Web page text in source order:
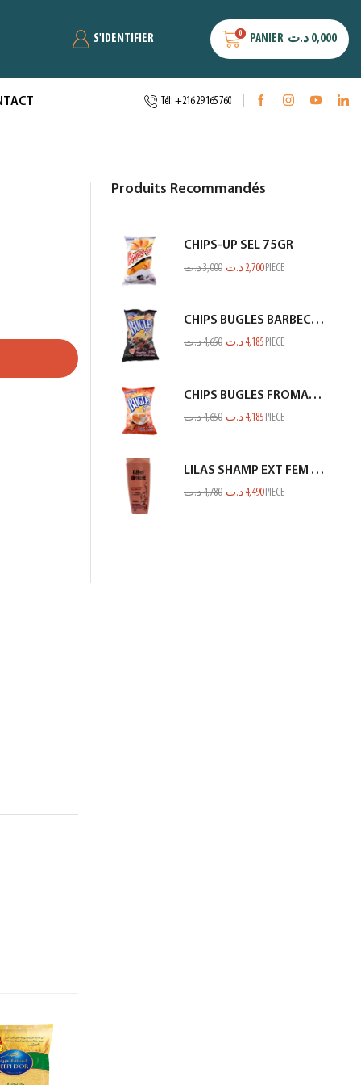
S'IDENTIFIER 0 PANIER 0,000 د.ت
Tél: +216 29 165 760
Produits Recommandés
CHIPS-UP SEL 75GR
3,000د.ت 2,700 د.ت PIECE
CHIPS BUGLES BARBECUE 75GR
4,650د.ت 4,185 د.ت PIECE
CHIPS BUGLES FROMAGE 75GR
4,650د.ت 4,185 د.ت PIECE
LILAS SHAMP EXT FEM RACINE GP SECHE SAUMON 350ML
4,780د.ت 4,490 د.ت PIECE